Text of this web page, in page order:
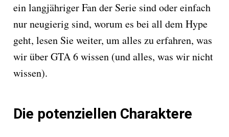
ein langjähriger Fan der Serie sind oder einfach
nur neugierig sind, worum es bei all dem Hype
geht, lesen Sie weiter, um alles zu erfahren, was
wir über GTA 6 wissen (und alles, was wir nicht
wissen).
Die potenziellen Charaktere